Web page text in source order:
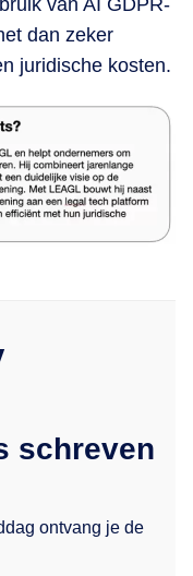
dan zeker
juridische kosten.
schreven
ontvang je de